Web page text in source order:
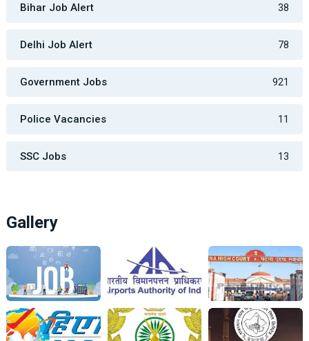
Bihar Job Alert 38
Delhi Job Alert 78
Government Jobs 921
Police Vacancies 11
SSC Jobs 13
Gallery